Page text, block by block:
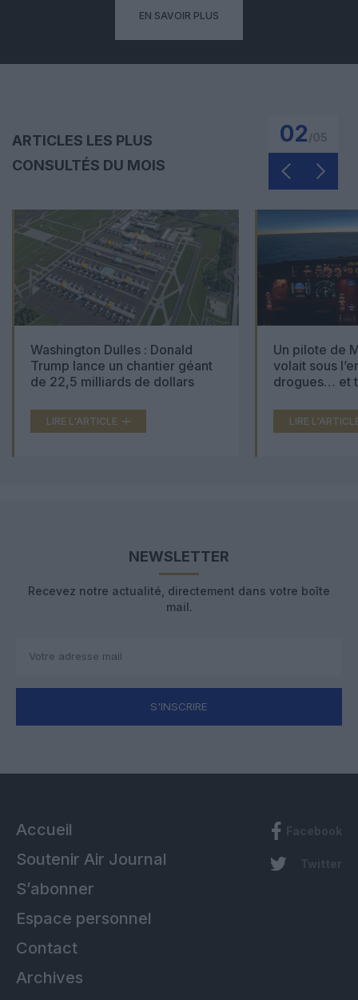
EN SAVOIR PLUS
ARTICLES LES PLUS
CONSULTÉS DU MOIS
02
Washington Dulles : Donald
Trump lance un chantier géant
de 22,5 milliards de dollars
LIRE L'ARTICLE
Un pilote de
volait sous
drogues… et
LIRE
NEWSLETTER
Recevez notre actualité, directement dans votre boîte
mail.
S'INSCRIRE
Accueil
Soutenir Air Journal
S’abonner
Espace personnel
Contact
Archives